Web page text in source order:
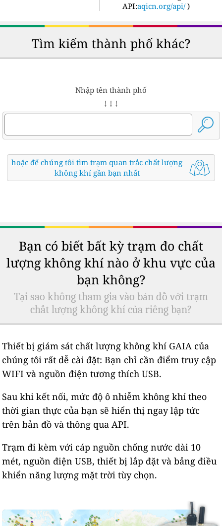
API:aqicn.org/api/ )
Tìm kiếm thành phố khác?
Nhập tên thành phố
↓ ↓ ↓
hoặc để chúng tôi tìm trạm quan trắc chất lượng
không khí gần bạn nhất
Bạn có biết bất kỳ trạm đo chất
lượng không khí nào ở khu vực của
bạn không?
Tại sao không tham gia vào bản đồ với trạm
chất lượng không khí của riêng bạn?
Thiết bị giám sát chất lượng không khí GAIA của
chúng tôi rất dễ cài đặt: Bạn chỉ cần điểm truy cập
WIFI và nguồn điện tương thích USB.
Sau khi kết nối, mức độ ô nhiễm không khí theo
thời gian thực của bạn sẽ hiển thị ngay lập tức
trên bản đồ và thông qua API.
Trạm đi kèm với cáp nguồn chống nước dài 10
mét, nguồn điện USB, thiết bị lắp đặt và bảng điều
khiển năng lượng mặt trời tùy chọn.